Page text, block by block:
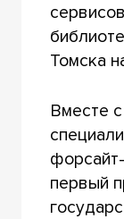
Томска
Вместе
первый